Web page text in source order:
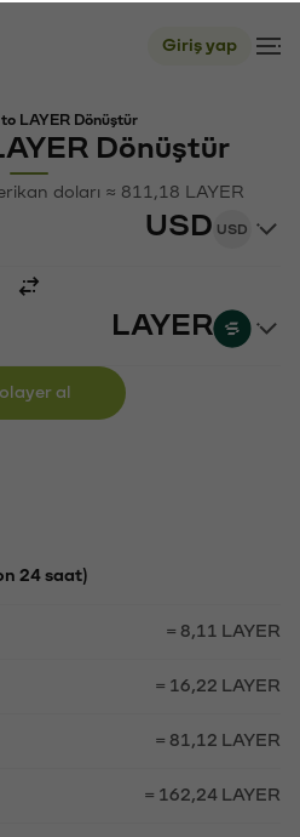
Giriş yap
to LAYER Dönüştür
Dönüştür
doları ≈ 811,18 LAYER
USD USD
LAYER
al
24 saat)
= 8,11 LAYER
= 16,22 LAYER
= 81,12 LAYER
= 162,24 LAYER